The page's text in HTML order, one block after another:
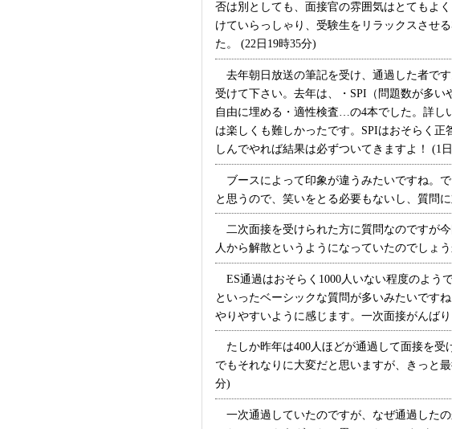
否は別としても、面接官の雰囲気はとてもよ
けていらっしゃり、受験生をリラックスさせ
た。 (22日19時35分)
去年朝日放送の筆記を受け、通過した者で
受けて下さい。去年は、・SPI（問題数が多
自由に埋める・適性検査…の4本でした。詳し
は楽しくも難しかったです。SPIはおそらく
しんでやれば結果は必ずついてきますよ！ (1
ブースによって印象が違うみたいですね。
と思うので、笑いをとる必要もないし、質問
二次面接を受けられた方に質問なのですが
人から解散というようになっていたのでしょ
ES通過はおそらく1000人いない程度のよう
といったベーシックな質問が多いみたいです
やりやすいように感じます。一次面接がんば
たしか昨年は400人ほどが通過して面接を受
でもそれなりに大変だと思いますが、きっと
分)
一次通過していたのですが、なぜ通過した